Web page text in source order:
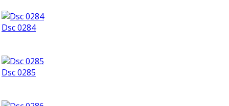
Dsc 0284
Dsc 0285